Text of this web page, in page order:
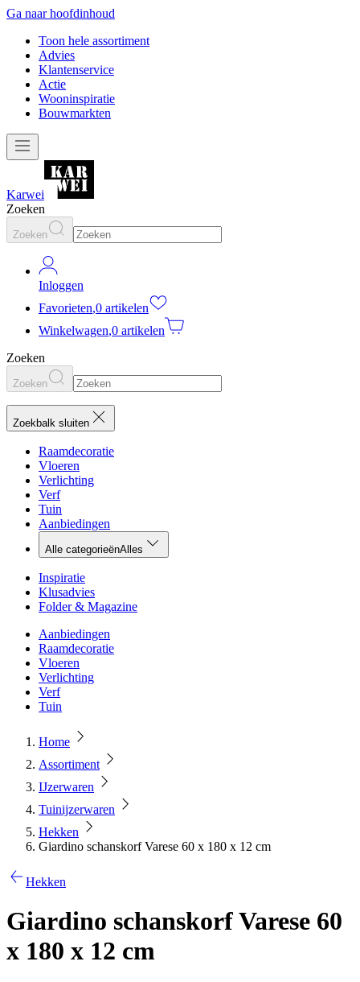
Ga naar hoofdinhoud
Toon hele assortiment
Advies
Klantenservice
Actie
Wooninspiratie
Bouwmarkten
Karwei
Zoeken
Zoeken
Inloggen
Favorieten,0 artikelen
Winkelwagen,0 artikelen
Zoeken
Zoeken
Zoekbalk sluiten
Raamdecoratie
Vloeren
Verlichting
Verf
Tuin
Aanbiedingen
Alle categorieënAlles
Inspiratie
Klusadvies
Folder & Magazine
Aanbiedingen
Raamdecoratie
Vloeren
Verlichting
Verf
Tuin
Home
Assortiment
IJzerwaren
Tuinijzerwaren
Hekken
Giardino schanskorf Varese 60 x 180 x 12 cm
Hekken
Giardino schanskorf Varese 60
x 180 x 12 cm